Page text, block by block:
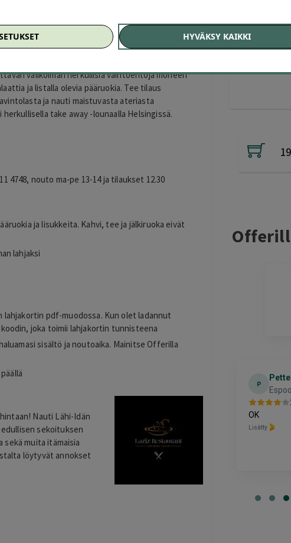
Kaipaatko maukasta hetkeä arkipäivääsi?
valikoiman herkullisia vaihtoehtoja moneen
ja listalla olevia pääruokia. Tee tilaus
ja nauti maistuvasta ateriasta
take away -lounaalla Helsingissä.
4748, nouto ma-pe 13-14 ja tilaukset 12.30
ja lisukkeita. Kahvi, tee ja jälkiruoka eivät
lahjaksi
pdf-muodossa. Kun olet ladannut
joka toimii lahjakortin tunnisteena
sisältö ja noutoaika. Mainitse Offerilla
Nauti Lähi-Idän
sekoituksen
sekä muita itämaisia
löytyvät annokset
21 hours ago
P
Espoo
OK
Lisätty
HYVÄKSY KAIKKI